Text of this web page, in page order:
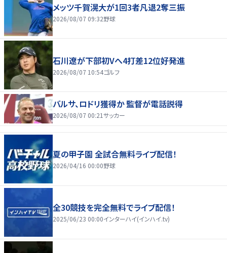
メッツ千賀滉大が1回3者凡退2奪三振
2026/08/07 09:32野球
石川遼が下部初Vへ4打差12位好発進
2026/08/07 10:54ゴルフ
バルサ、ロドリ獲得か 監督が電話説得
2026/08/07 00:21サッカー
夏の甲子園 全試合無料ライブ配信！
2026/04/16 00:00野球
全30競技を完全無料でライブ配信！
2025/06/23 00:00インターハイ(インハイ.tv)